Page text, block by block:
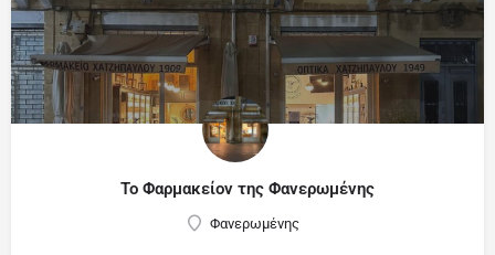
Το Φαρμακείον της Φανερωμένης
Φανερωμένης